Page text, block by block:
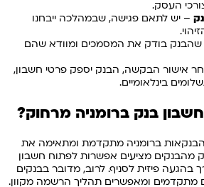
העסק.
– יש לתאם פגישה, שבמהלכה ייבחנו
בודק את המסמכים ומוודא שהם
אישור הבקשה, הבנק יספק פרטי חשבון,
בנק ברומניה מרחוק?
ברומניה מתקדמת ומתאימה את
מהבנקים מציעים אפשרות לפתוח חשבון
בהגעה פיזית לסניף. לרוב, מדובר בבנקים
מתקדמים ומאפשרים תהליך הרשמה מקוון.